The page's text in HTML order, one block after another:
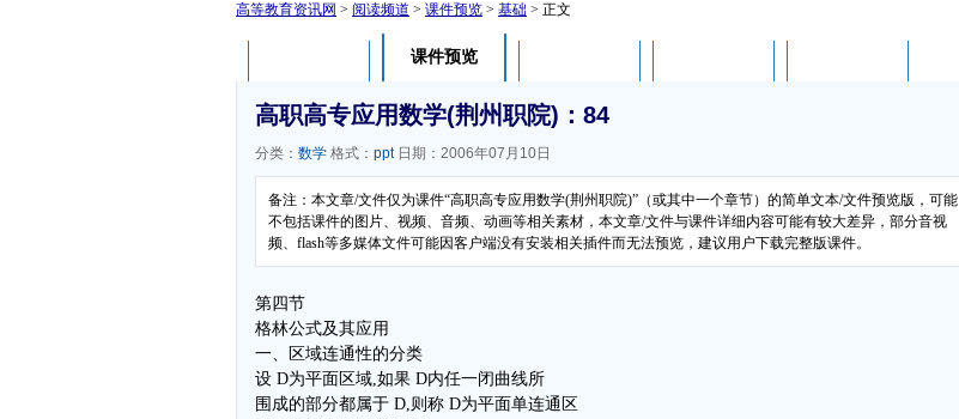
高等教育资讯网 > 阅读频道 > 课件预览 > 基础 > 正文
课件预览
高职高专应用数学(荆州职院)：84
分类： 数学 格式： ppt日期：2006年07月10日
备注：本文章/文件仅为课件“高职高专应用数学(荆州职院)”（或其中一个章节）的简单文本/文件预览版，可能
不包括课件的图片、视频、音频、动画等相关素材，本文章/文件与课件详细内容可能有较大差异，部分音视
频、flash等多媒体文件可能因客户端没有安装相关插件而无法预览，建议用户下载完整版课件。
第四节
格林公式及其应用
一、区域连通性的分类
设 D为平面区域,如果 D内任一闭曲线所
围成的部分都属于 D,则称 D为平面单连通区